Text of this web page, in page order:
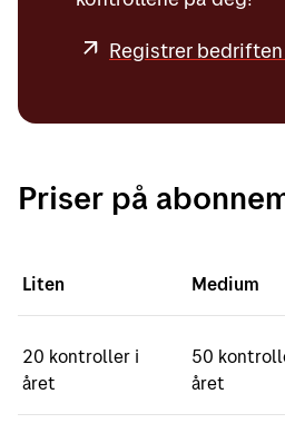
Registrer
Priser på
Liten Medium
20 kontroller i
året
50
året